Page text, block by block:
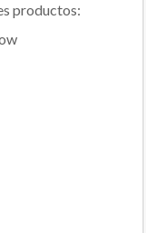
productos: